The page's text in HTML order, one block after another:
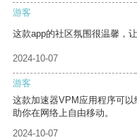
游客
这款app的社区氛围很温馨，
2024-10-07
游客
这款加速器VPM应用程序可
助你在网络上自由移动。
2024-10-07